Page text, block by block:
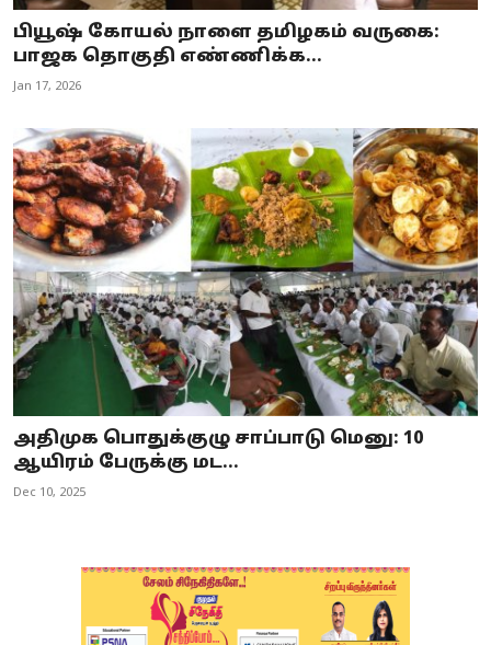
பியூஷ் கோயல் நாளை தமிழகம் வருகை:
பாஜக தொகுதி எண்ணிக்க...
Jan 17, 2026
அதிமுக பொதுக்குழு சாப்பாடு மெனு: 10
ஆயிரம் பேருக்கு மட...
Dec 10, 2025